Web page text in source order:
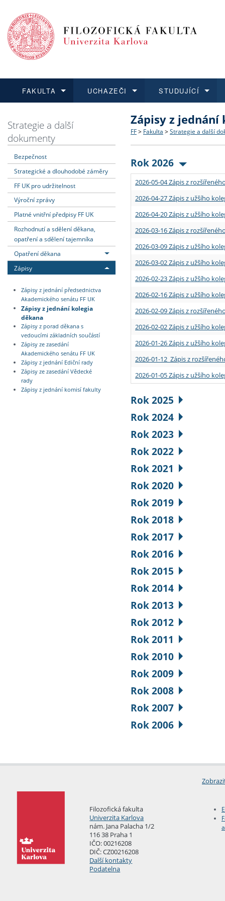
FAKULTA
Dozvědět se více
Struktura a historie
Strategie a další
Podpora a benefity pro
Absolventi fakulty
UCHAZEČI
Podat přihlášku
Co studovat a jak se
Učitelské studijní
Informace k průběhu
STUDUJÍCÍ
Dozvědět se více
Bakalářské a magisterské
Doktorské studium
Rigorózní řízení
Dozvědět se více
O vědě a výzkumu na FF
Akademické kvalifikace
Granty a projekty
Dozvědět se více
Aktuální nabídky a
Vyjíždějící studenti
Přijíždějící studenti
Vyjíždějící zaměstnanci
Strategie a další
dokumenty
Bezpečnost
Strategické a dlouhodobé záměry
FF UK pro udržitelnost
Výroční zprávy
Platné vnitřní předpisy FF UK
Rozhodnutí a sdělení děkana,
opatření a sdělení tajemníka
Opatření děkana
Zápisy
Zápisy z jednání předsednictva
Akademického senátu FF UK
Zápisy z jednání kolegia
děkana
Zápisy z porad děkana s
vedoucími základních součástí
Zápisy ze zasedání
Akademického senátu FF UK
Zápisy z jednání Ediční rady
Zápisy ze zasedání Vědecké
rady
Zápisy z jednání komisí fakulty
Zápisy z jednání
FF > Fakulta > Strategie a další
Rok 2026
2026-05-04 Zápis z
2026-04-27 Zápis z užšího
2026-04-20 Zápis z užšího
2026-03-16 Zápis z
2026-03-09 Zápis z užšího
2026-03-02 Zápis z užšího
2026-02-23 Zápis z užšího
2026-02-16 Zápis z užšího
2026-02-09 Zápis z
2026-02-02 Zápis z užšího
2026-01-26 Zápis z užšího
2026-01-12 Zápis z
2026-01-05 Zápis z užšího
Rok 2025
Rok 2024
Rok 2023
Rok 2022
Rok 2021
Rok 2020
Rok 2019
Rok 2018
Rok 2017
Rok 2016
Rok 2015
Rok 2014
Rok 2013
Rok 2012
Rok 2011
Rok 2010
Rok 2009
Rok 2008
Rok 2007
Rok 2006
Filozofická fakulta
Univerzita Karlova
nám. Jana Palacha 1/2
116 38 Praha 1
IČO: 00216208
DIČ: CZ00216208
Další kontakty
Podatelna